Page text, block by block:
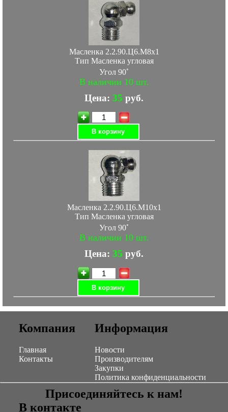
Масленка 2.2.90.Ц6.М8х1
Тип Масленка угловая
Угол 90◦
В наличии 10 шт.
Цена: 35 руб.
В корзину
Масленка 2.2.90.Ц6.М10х1
Тип Масленка угловая
Угол 90◦
В наличии 10 шт.
Цена: 35 руб.
В корзину
Компания
Главная
Контакты
Информация
Новости
Производителям
Закупки
Политика конфиденциальности
Присоединяйтесь к нам!
В контакте